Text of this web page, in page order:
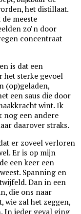
het distillaat.
meeste
zo’n door
concentraat
is dat een
sterke gevoel
(op)geladen,
een saus die door
wint. Ik
nog een andere
daarover straks.
er zoveel verloren
Er is op mijn
een keer een
Spanning en
Dan in een
die ons naar
wie zal het zeggen,
In ieder geval ging